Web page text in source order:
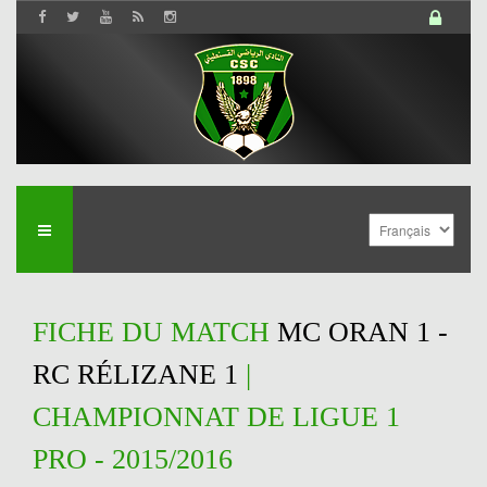
FICHE DU MATCH MC ORAN 1 -
RC RÉLIZANE 1 |
CHAMPIONNAT DE LIGUE 1
PRO - 2015/2016